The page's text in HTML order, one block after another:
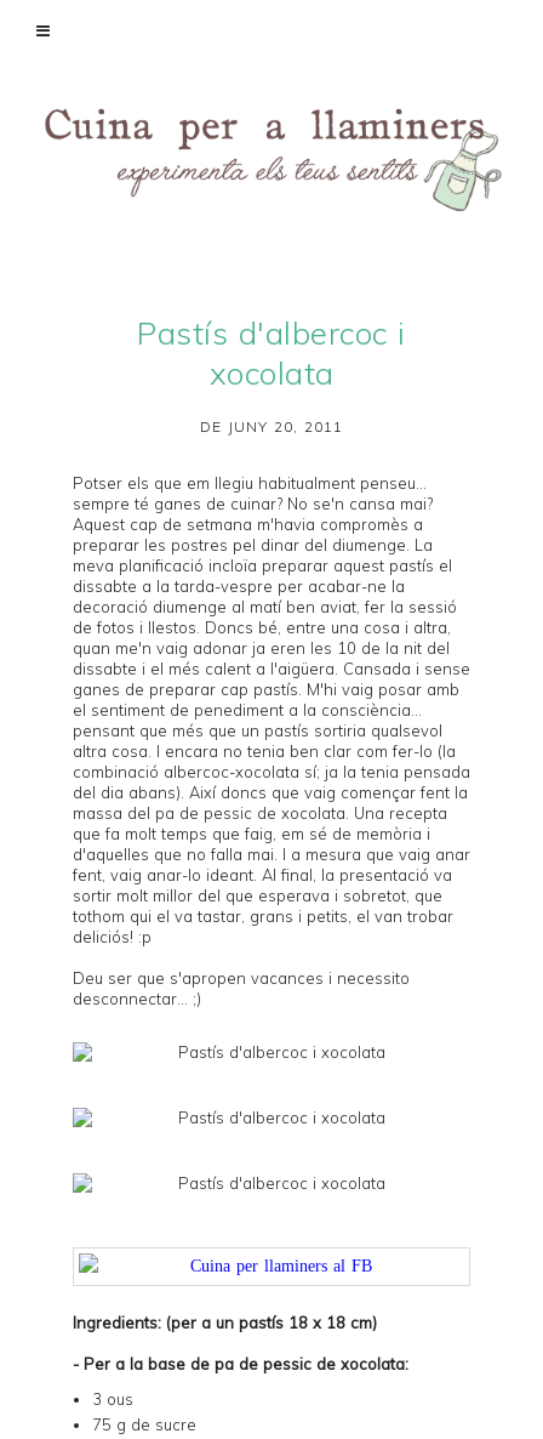
Pastís d'albercoc i
xocolata
DE JUNY 20, 2011
Potser els que em llegiu habitualment penseu...
sempre té ganes de cuinar? No se'n cansa mai?
Aquest cap de setmana m'havia compromès a
preparar les postres pel dinar del diumenge. La
meva planificació incloïa preparar aquest pastís el
dissabte a la tarda-vespre per acabar-ne la
decoració diumenge al matí ben aviat, fer la sessió
de fotos i llestos. Doncs bé, entre una cosa i altra,
quan me'n vaig adonar ja eren les 10 de la nit del
dissabte i el més calent a l'aigüera. Cansada i sense
ganes de preparar cap pastís. M'hi vaig posar amb
el sentiment de penediment a la consciència...
pensant que més que un pastís sortiria qualsevol
altra cosa. I encara no tenia ben clar com fer-lo (la
combinació albercoc-xocolata sí; ja la tenia pensada
del dia abans). Així doncs que vaig començar fent la
massa del pa de pessic de xocolata. Una recepta
que fa molt temps que faig, em sé de memòria i
d'aquelles que no falla mai. I a mesura que vaig anar
fent, vaig anar-lo ideant. Al final, la presentació va
sortir molt millor del que esperava i sobretot, que
tothom qui el va tastar, grans i petits, el van trobar
deliciós! :p
Deu ser que s'apropen vacances i necessito
desconnectar... ;)
Ingredients: (per a un pastís 18 x 18 cm)
- Per a la base de pa de pessic de xocolata:
3 ous
75 g de sucre